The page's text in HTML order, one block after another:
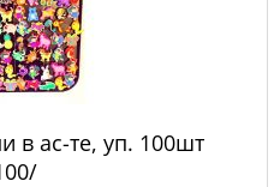
в ас-те, уп. 100шт